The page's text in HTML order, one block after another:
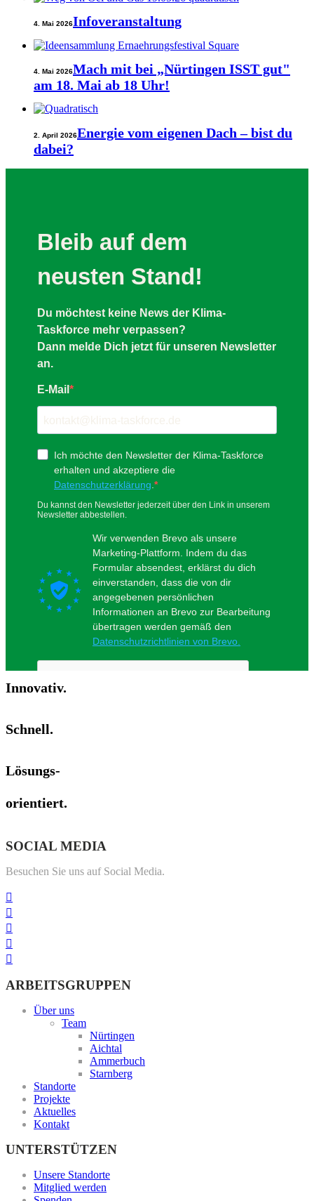
4. Mai 2026Infoveranstaltung
4. Mai 2026Mach mit bei „Nürtingen ISST gut"
am 18. Mai ab 18 Uhr!
2. April 2026Energie vom eigenen Dach – bist du
dabei?
Innovativ.
Schnell.
Lösungs-
orientiert.
SOCIAL MEDIA
Besuchen Sie uns auf Social Media.
ARBEITSGRUPPEN
Über uns
Team
Nürtingen
Aichtal
Ammerbuch
Starnberg
Standorte
Projekte
Aktuelles
Kontakt
UNTERSTÜTZEN
Unsere Standorte
Mitglied werden